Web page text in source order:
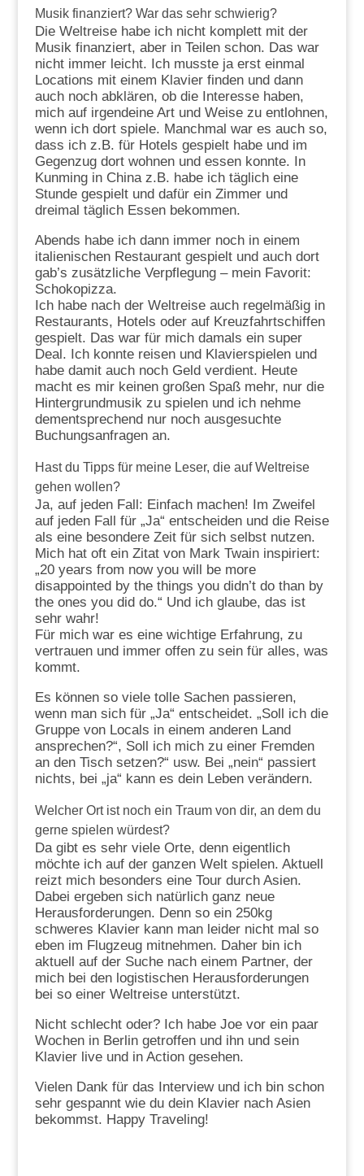
Musik finanziert? War das sehr schwierig?
Die Weltreise habe ich nicht komplett mit der
Musik finanziert, aber in Teilen schon. Das war
nicht immer leicht. Ich musste ja erst einmal
Locations mit einem Klavier finden und dann
auch noch abklären, ob die Interesse haben,
mich auf irgendeine Art und Weise zu entlohnen,
wenn ich dort spiele. Manchmal war es auch so,
dass ich z.B. für Hotels gespielt habe und im
Gegenzug dort wohnen und essen konnte. In
Kunming in China z.B. habe ich täglich eine
Stunde gespielt und dafür ein Zimmer und
dreimal täglich Essen bekommen.
Abends habe ich dann immer noch in einem
italienischen Restaurant gespielt und auch dort
gab’s zusätzliche Verpflegung – mein Favorit:
Schokopizza.
Ich habe nach der Weltreise auch regelmäßig in
Restaurants, Hotels oder auf Kreuzfahrtschiffen
gespielt. Das war für mich damals ein super
Deal. Ich konnte reisen und Klavierspielen und
habe damit auch noch Geld verdient. Heute
macht es mir keinen großen Spaß mehr, nur die
Hintergrundmusik zu spielen und ich nehme
dementsprechend nur noch ausgesuchte
Buchungsanfragen an.
Hast du Tipps für meine Leser, die auf Weltreise
gehen wollen?
Ja, auf jeden Fall: Einfach machen! Im Zweifel
auf jeden Fall für „Ja“ entscheiden und die Reise
als eine besondere Zeit für sich selbst nutzen.
Mich hat oft ein Zitat von Mark Twain inspiriert:
„20 years from now you will be more
disappointed by the things you didn’t do than by
the ones you did do.“ Und ich glaube, das ist
sehr wahr!
Für mich war es eine wichtige Erfahrung, zu
vertrauen und immer offen zu sein für alles, was
kommt.
Es können so viele tolle Sachen passieren,
wenn man sich für „Ja“ entscheidet. „Soll ich die
Gruppe von Locals in einem anderen Land
ansprechen?“, Soll ich mich zu einer Fremden
an den Tisch setzen?“ usw. Bei „nein“ passiert
nichts, bei „ja“ kann es dein Leben verändern.
Welcher Ort ist noch ein Traum von dir, an dem du
gerne spielen würdest?
Da gibt es sehr viele Orte, denn eigentlich
möchte ich auf der ganzen Welt spielen. Aktuell
reizt mich besonders eine Tour durch Asien.
Dabei ergeben sich natürlich ganz neue
Herausforderungen. Denn so ein 250kg
schweres Klavier kann man leider nicht mal so
eben im Flugzeug mitnehmen. Daher bin ich
aktuell auf der Suche nach einem Partner, der
mich bei den logistischen Herausforderungen
bei so einer Weltreise unterstützt.
Nicht schlecht oder? Ich habe Joe vor ein paar
Wochen in Berlin getroffen und ihn und sein
Klavier live und in Action gesehen.
Vielen Dank für das Interview und ich bin schon
sehr gespannt wie du dein Klavier nach Asien
bekommst. Happy Traveling!